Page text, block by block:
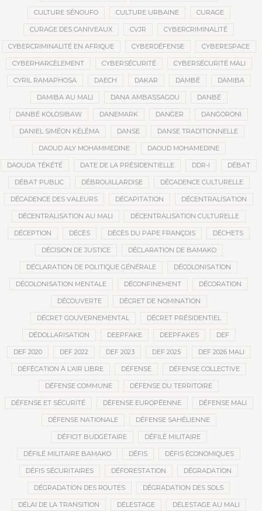
CULTURE SÉNOUFO CULTURE URBAINE CURAGE
CURAGE DES CANIVEAUX CVJR CYBERCRIMINALITÉ
CYBERCRIMINALITÉ EN AFRIQUE CYBERDÉFENSE CYBERESPACE
CYBERHARCÈLEMENT CYBERSÉCURITÉ CYBERSÉCURITÉ MALI
CYRIL RAMAPHOSA DAECH DAKAR DAMBÉ DAMIBA
DAMIBA AU MALI DANA AMBASSAGOU DANBÉ
DANBÉ KOLOSIBAW DANEMARK DANGER DANGORONI
DANIEL SIMÉON KÉLÉMA DANSE DANSE TRADITIONNELLE
DAOUD ALY MOHAMMEDINE DAOUD MOHAMEDINE
DAOUDA TÉKÉTÉ DATE DE LA PRÉSIDENTIELLE DDR-I DÉBAT
DÉBAT PUBLIC DÉBROUILLARDISE DÉCADENCE CULTURELLE
DÉCADENCE DES VALEURS DÉCAPITATION DÉCENTRALISATION
DÉCENTRALISATION AU MALI DÉCENTRALISATION CULTURELLE
DÉCEPTION DÉCÈS DÉCÈS DU PAPE FRANÇOIS DÉCHETS
DÉCISION DE JUSTICE DÉCLARATION DE BAMAKO
DÉCLARATION DE POLITIQUE GÉNÉRALE DÉCOLONISATION
DÉCOLONISATION MENTALE DÉCONFINEMENT DÉCORATION
DÉCOUVERTE DÉCRET DE NOMINATION
DÉCRET GOUVERNEMENTAL DÉCRET PRÉSIDENTIEL
DÉDOLLARISATION DEEPFAKE DEEPFAKES DEF
DEF 2020 DEF 2022 DEF 2023 DEF 2025 DEF 2026 MALI
DÉFÉCATION À L’AIR LIBRE DÉFENSE DÉFENSE COLLECTIVE
DÉFENSE COMMUNE DÉFENSE DU TERRITOIRE
DÉFENSE ET SÉCURITÉ DÉFENSE EUROPÉENNE DÉFENSE MALI
DÉFENSE NATIONALE DÉFENSE SAHÉLIENNE
DÉFICIT BUDGÉTAIRE DÉFILÉ MILITAIRE
DÉFILÉ MILITAIRE BAMAKO DÉFIS DÉFIS ÉCONOMIQUES
DÉFIS SÉCURITAIRES DÉFORESTATION DÉGRADATION
DÉGRADATION DES ROUTES DÉGRADATION DES SOLS
DÉLAI DE LA TRANSITION DÉLESTAGE DÉLESTAGE AU MALI